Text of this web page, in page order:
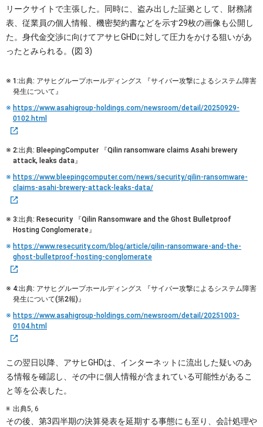
リークサイトで主張した。同時に、盗み出した証拠として、財務諸
表、従業員の個人情報、機密契約書などを示す29枚の画像も公開し
た。身代金交渉に向けてアサヒGHDに対して圧力をかける狙いがあ
ったとみられる。(図 3)
1:出典: アサヒグループホールディングス 『サイバー攻撃によるシステム障害
発生について』
https://www.asahigroup-holdings.com/newsroom/detail/20250929-
0102.html
2:出典: BleepingComputer 『Qilin ransomware claims Asahi brewery
attack, leaks data』
https://www.bleepingcomputer.com/news/security/qilin-ransomware-
claims-asahi-brewery-attack-leaks-data/
3:出典: Resecurity 『Qilin Ransomware and the Ghost Bulletproof
Hosting Conglomerate』
https://www.resecurity.com/blog/article/qilin-ransomware-and-the-
ghost-bulletproof-hosting-conglomerate
4:出典: アサヒグループホールディングス 『サイバー攻撃によるシステム障害
発生について(第2報)』
https://www.asahigroup-holdings.com/newsroom/detail/20251003-
0104.html
この翌日以降、アサヒGHDは、インターネットに流出した疑いのあ
る情報を確認し、その中に個人情報が含まれている可能性があるこ
と等を公表した。
出典5, 6
その後、第3四半期の決算発表を延期する事態にも至り、会計処理や